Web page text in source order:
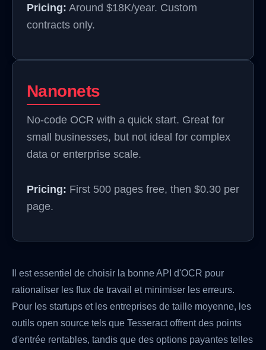
Pricing: Around $18K/year. Custom
contracts only.
Nanonets
No-code OCR with a quick start. Great for
small businesses, but not ideal for complex
data or enterprise scale.
Pricing: First 500 pages free, then $0.30 per
page.
Il est essentiel de choisir la bonne API d'OCR pour
rationaliser les flux de travail et minimiser les erreurs.
Pour les startups et les entreprises de taille moyenne, les
outils open source tels que Tesseract offrent des points
d'entrée rentables, tandis que des options payantes telles